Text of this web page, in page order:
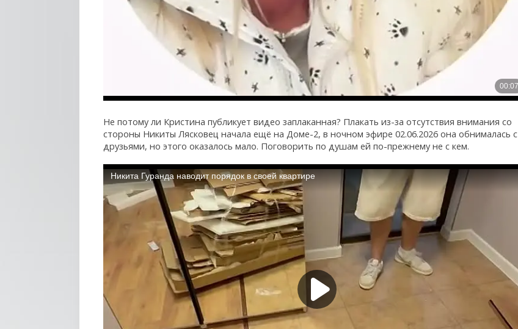
Не потому ли Кристина публикует видео заплаканная? Плакать из-за отсутствия внимания со
стороны Никиты Лясковец начала ещё на Доме-2, в ночном эфире 02.06.2026 она обнималась с
друзьями, но этого оказалось мало. Поговорить по душам ей по-прежнему не с кем.